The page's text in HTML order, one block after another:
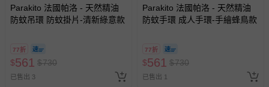
報紙、期刊或雜誌（惟書籍如經拆封、使用，則酌收整
新費用）。
等）。
非以有形媒介提供之數位內容或一經提供即為完成之線
上服務，經消費者事先同意始提供（例如線上課程、遊
Parakito 法國帕洛 - 天然精油
防蚊吊環 防蚊掛片-清新綠意款
77折
$561 $730
已售出 3
Parakito 法國帕洛 - 天然精油
防蚊手環 成人手環-手繪蜂鳥款
77折
$561 $730
已售出 1